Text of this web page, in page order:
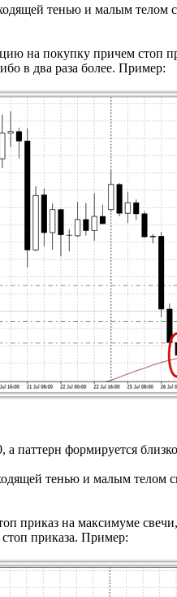
тенью и малым телом
на покупку причем стоп
в два раза более. Пример:
паттерн формируется
тенью и малым телом
приказ на максимуме
приказа. Пример: